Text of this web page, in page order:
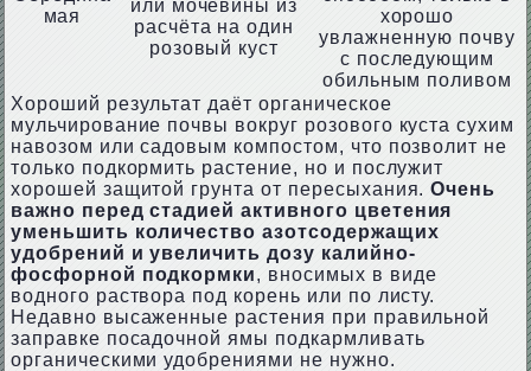
мая
или мочевины из
расчёта на один
розовый куст
хорошо
увлажненную почву
с последующим
обильным поливом
Хороший результат даёт органическое
мульчирование почвы вокруг розового куста сухим
навозом или садовым компостом, что позволит не
только подкормить растение, но и послужит
хорошей защитой грунта от пересыхания.Очень
важно перед стадией активного цветения
уменьшить количество азотсодержащих
удобрений и увеличить дозу калийно-
фосфорной подкормки, вносимых в виде
водного раствора под корень или по листу.
Недавно высаженные растения при правильной
заправке посадочной ямы подкармливать
органическими удобрениями не нужно.